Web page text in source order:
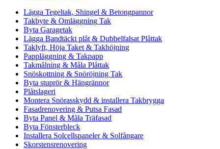
Lägga Tegeltak, Shingel & Betongpannor
Takbyte & Omläggning Tak
Byta Garagetak
Lägga Bandtäckt plåt & Dubbelfalsat Plåttak
Taklyft, Höja Taket & Takhöjning
Pappläggning & Takpapp
Takmålning & Måla Plåttak
Snöskottning & Snöröjning Tak
Byta stuprör & Hängrännor
Plåtslageri
Montera Snörasskydd & installera Takbrygga
Fasadrenovering & Putsa Fasad
Byta Panel & Måla Träfasad
Byta Fönsterbleck
Installera Solcellspaneler & Solfångare
Skorstensrenovering